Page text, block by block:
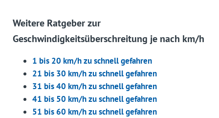
Weitere Ratgeber zur
Geschwindigkeitsüberschreitung je nach km/h
1 bis 20 km/h zu schnell gefahren
21 bis 30 km/h zu schnell gefahren
31 bis 40 km/h zu schnell gefahren
41 bis 50 km/h zu schnell gefahren
51 bis 60 km/h zu schnell gefahren